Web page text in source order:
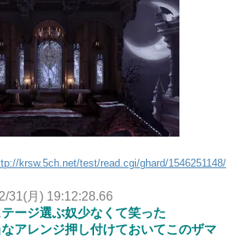
krsw.5ch.net/test/read.cgi/ghard/1546251148/
31(月) 19:12:28.66
ージ選ぶ奴少なくて笑った
アレンジ押し付けておいてこのザマ